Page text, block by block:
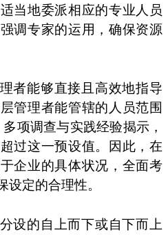
当地委派相应的专业人员
调专家的运用，确保资源
者能够直接且高效地指导
管理者能管辖的人员范围
项调查与实践经验揭示，
过这一预设值。因此，在
企业的具体状况，全面考
设定的合理性。
设的自上而下或自下而上